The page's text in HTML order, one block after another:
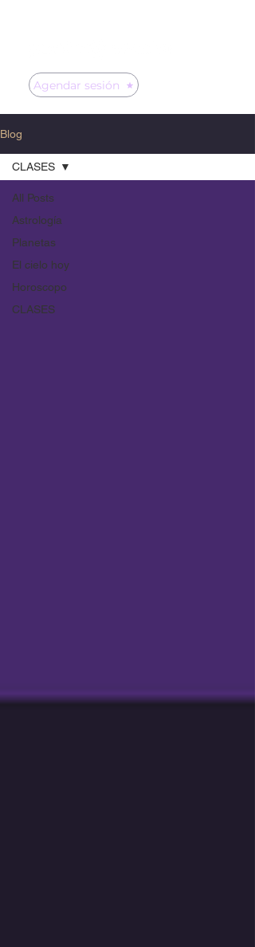
Agendar sesión
Blog
All Posts
Astrología
Planetas
El cielo hoy
Horoscopo
CLASES
CLASES